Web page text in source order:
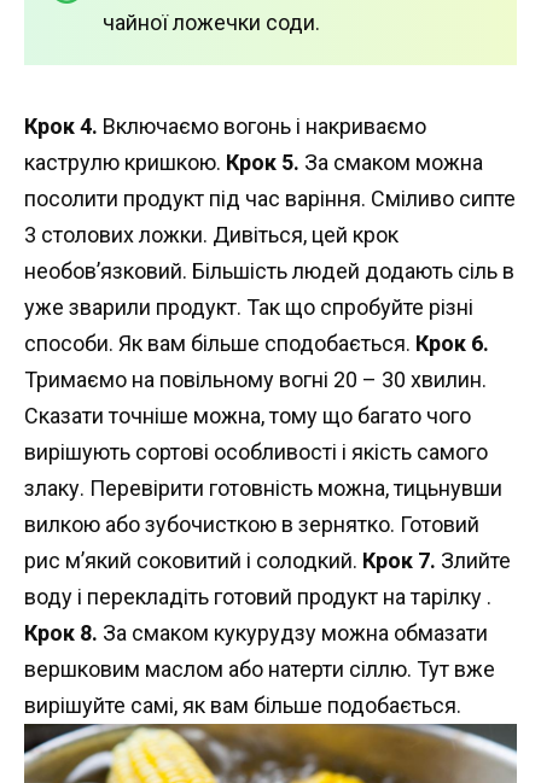
чайної ложечки соди.
Крок 4. Включаємо вогонь і накриваємо
каструлю кришкою. Крок 5. За смаком можна
посолити продукт під час варіння. Сміливо сипте
3 столових ложки. Дивіться, цей крок
необов’язковий. Більшість людей додають сіль в
уже зварили продукт. Так що спробуйте різні
способи. Як вам більше сподобається. Крок 6.
Тримаємо на повільному вогні 20 – 30 хвилин.
Сказати точніше можна, тому що багато чого
вирішують сортові особливості і якість самого
злаку. Перевірити готовність можна, тицьнувши
вилкою або зубочисткою в зернятко. Готовий
рис м’який соковитий і солодкий. Крок 7. Злийте
воду і перекладіть готовий продукт на тарілку .
Крок 8. За смаком кукурудзу можна обмазати
вершковим маслом або натерти сіллю. Тут вже
вирішуйте самі, як вам більше подобається.